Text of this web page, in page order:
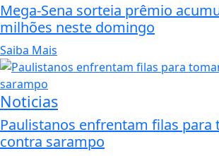
Mega-Sena sorteia prêmio
milhões neste domingo
Saiba Mais
Noticias
Paulistanos enfrentam filas para
contra sarampo